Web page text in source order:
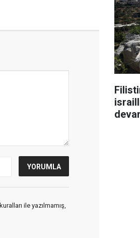
ile yazılmamış,